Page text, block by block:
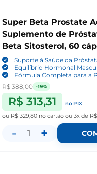
Super Beta Prostate
Suplemento de Próstata
Beta Sitosterol, 60
Suporte à Saúde da
Equilíbrio Hormonal
Fórmula Completa para a
R$ 388,00 -19%
R$ 313,31
no PIX
ou R$ 329,80 no cartão ou 3x de
- 1 +